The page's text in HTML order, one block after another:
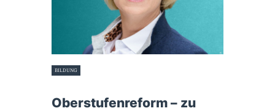
BILDUNG
Oberstufenreform – zu